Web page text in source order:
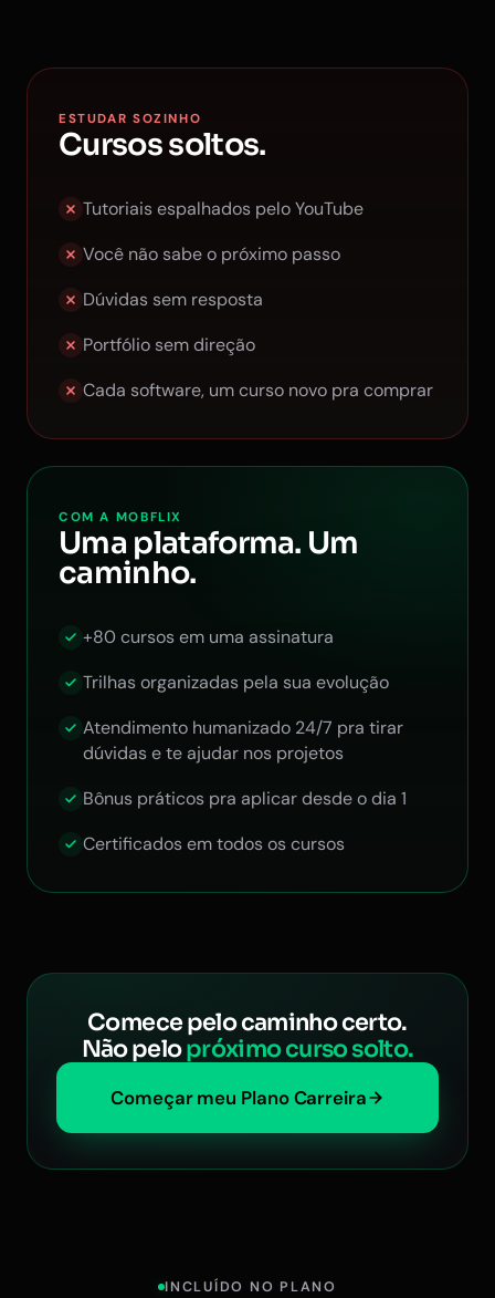
ESTUDAR SOZINHO
Cursos soltos.
Tutoriais espalhados pelo YouTube
Você não sabe o próximo passo
Dúvidas sem resposta
Portfólio sem direção
Cada software, um curso novo pra comprar
COM A MOBFLIX
Uma plataforma. Um
caminho.
+80 cursos em uma assinatura
Trilhas organizadas pela sua evolução
Atendimento humanizado 24/7 pra tirar
dúvidas e te ajudar nos projetos
Bônus práticos pra aplicar desde o dia 1
Certificados em todos os cursos
Comece pelo caminho certo.
Não pelopróximo curso solto.
Começar meu Plano Carreira
INCLUÍDO NO PLANO